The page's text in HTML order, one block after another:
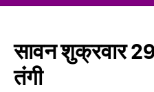
सावन शुक्रवार
तंगी